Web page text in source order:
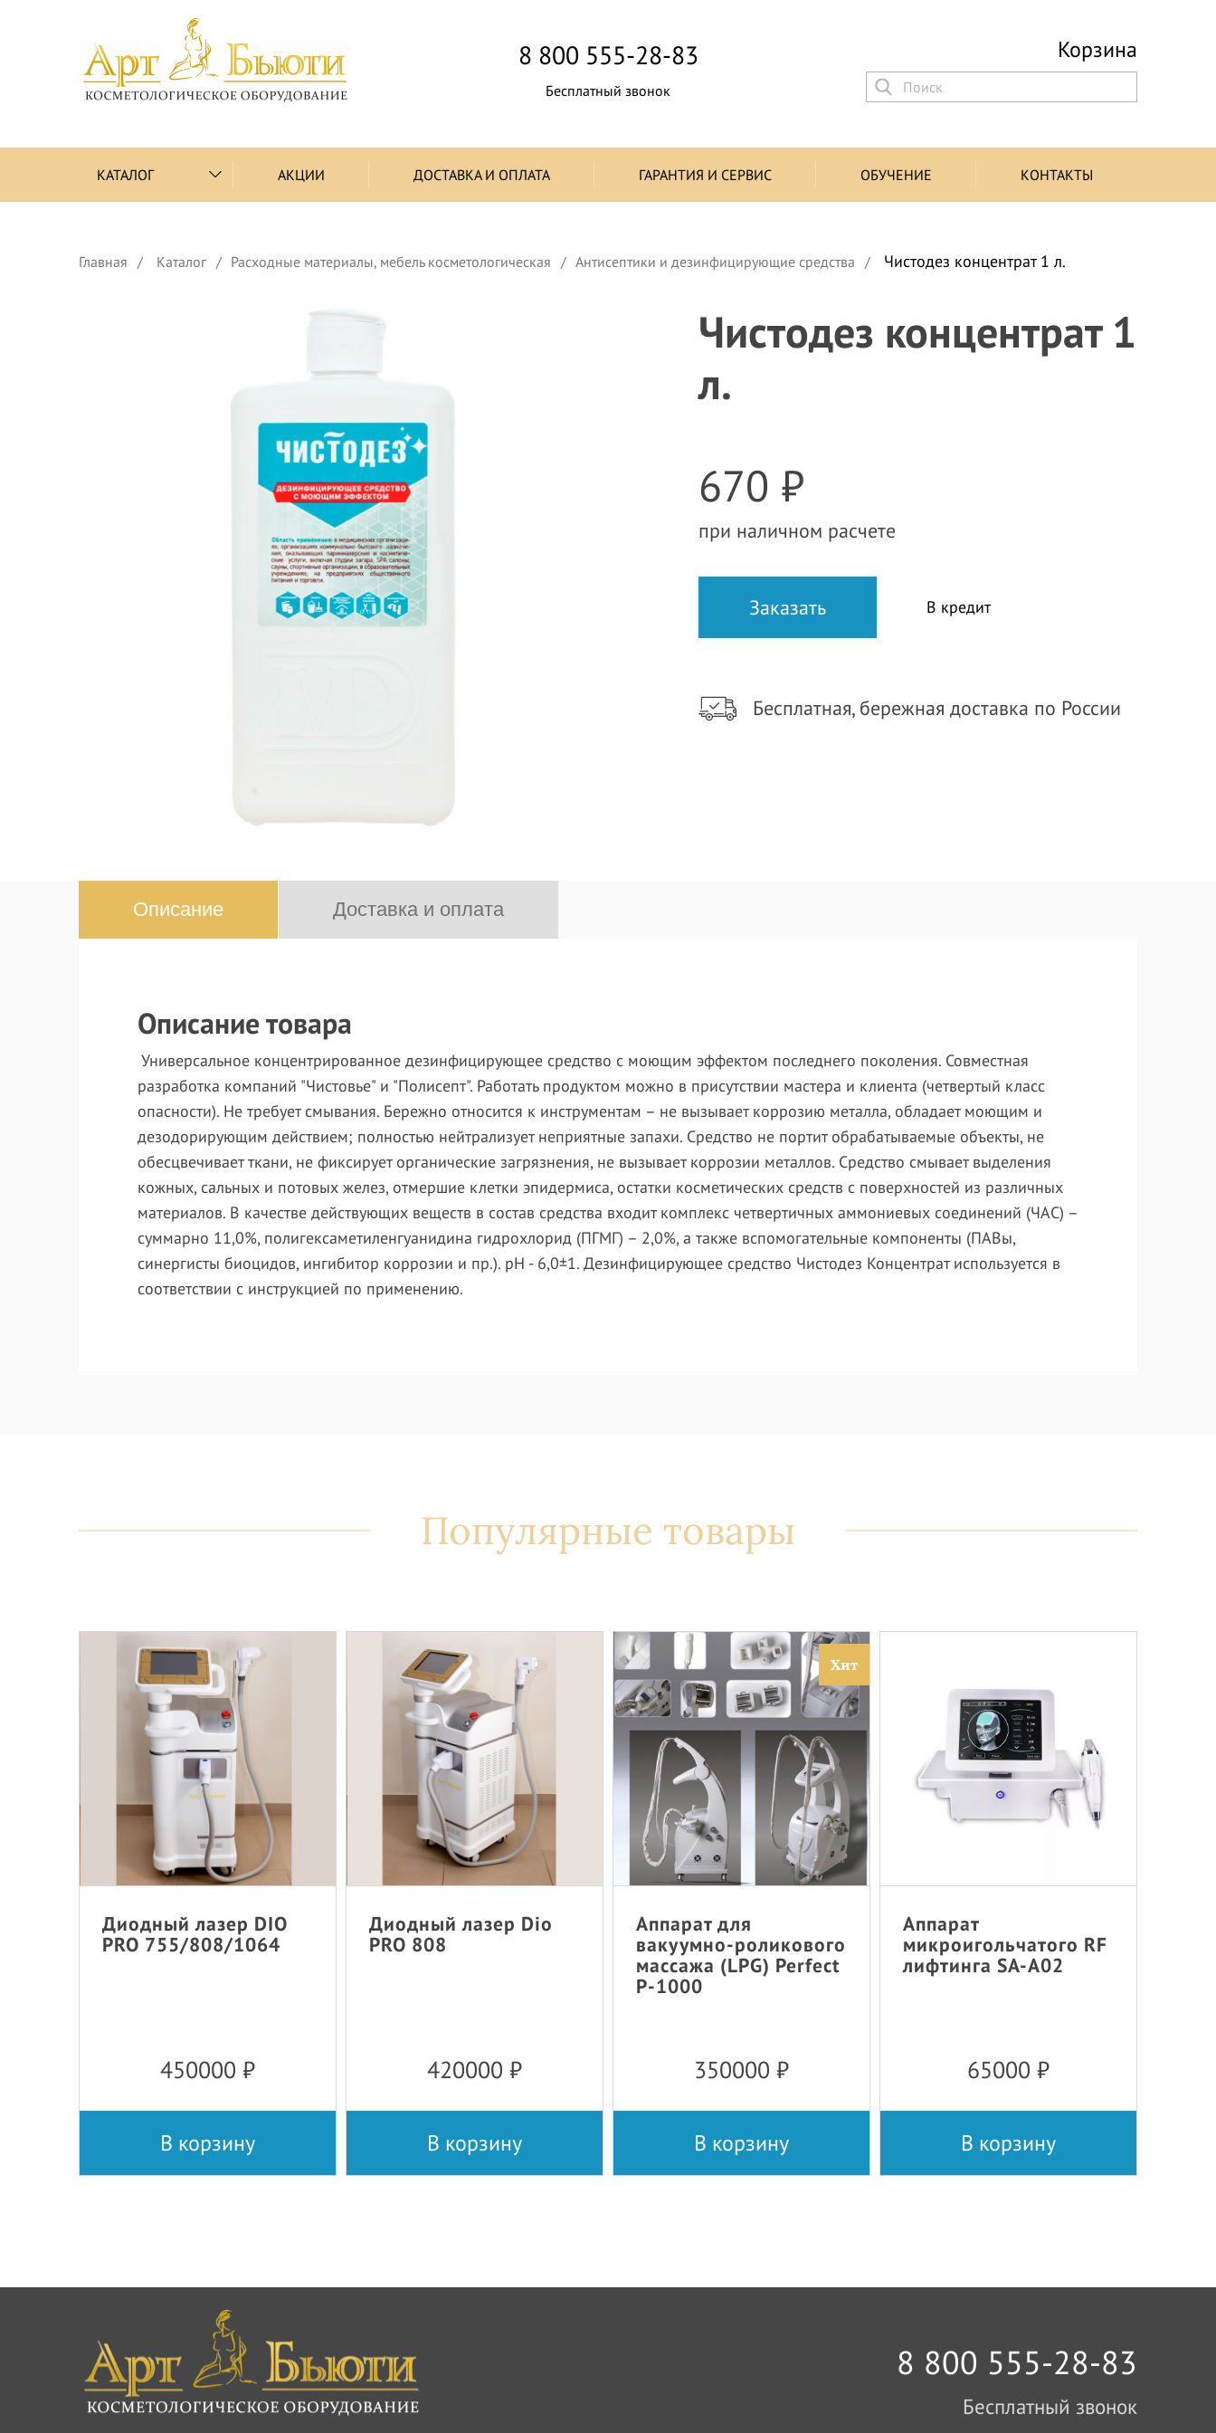
8 800 555-28-83
Бесплатный звонок
Корзина
КАТАЛОГ АКЦИИ ДОСТАВКА И ОПЛАТА ГАРАНТИЯ И СЕРВИС ОБУЧЕНИЕ КОНТАКТЫ
Главная Каталог Расходные материалы, мебель косметологическая Антисептики и дезинфицирующие средства Чистодез концентрат 1 л.
Чистодез концентрат 1
л.
670 ₽
при наличном расчете
В кредит
Бесплатная, бережная доставка по России
Описание Доставка и оплата
Описание товара
Универсальное концентрированное дезинфицирующее средство с моющим эффектом последнего поколения. Совместная
разработка компаний "Чистовье" и "Полисепт". Работать продуктом можно в присутствии мастера и клиента (четвертый класс
опасности). Не требует смывания. Бережно относится к инструментам – не вызывает коррозию металла, обладает моющим и
дезодорирующим действием; полностью нейтрализует неприятные запахи. Средство не портит обрабатываемые объекты, не
обесцвечивает ткани, не фиксирует органические загрязнения, не вызывает коррозии металлов. Средство смывает выделения
кожных, сальных и потовых желез, отмершие клетки эпидермиса, остатки косметических средств с поверхностей из различных
материалов. В качестве действующих веществ в состав средства входит комплекс четвертичных аммониевых соединений (ЧАС) –
суммарно 11,0%, полигексаметиленгуанидина гидрохлорид (ПГМГ) – 2,0%, а также вспомогательные компоненты (ПАВы,
синергисты биоцидов, ингибитор коррозии и пр.). pH - 6,0±1. Дезинфицирующее средство Чистодез Концентрат используется в
соответствии с инструкцией по применению.
Популярные товары
Диодный лазер DIO
PRO 755/808/1064
450000 ₽
В корзину
Диодный лазер Dio
PRO 808
420000 ₽
В корзину
Хит
Аппарат для
вакуумно-роликового
массажа (LPG) Perfect
P-1000
350000 ₽
В корзину
Аппарат
микроигольчатого RF
лифтинга SA-A02
65000 ₽
В корзину
8 800 555-28-83
Бесплатный звонок